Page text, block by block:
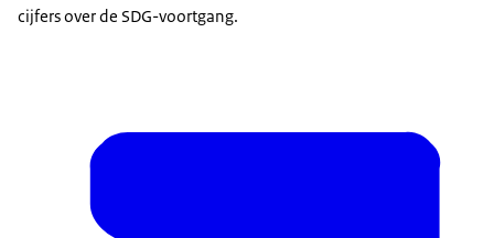
cijfers over de SDG-voortgang.